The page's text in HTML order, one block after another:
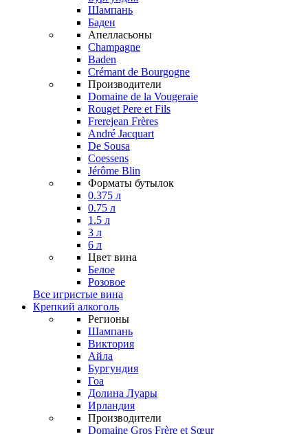
Шампань
Баден
Апелласьоны
Champagne
Baden
Crémant de Bourgogne
Производители
Domaine de la Vougeraie
Rouget Pere et Fils
Frerejean Frères
André Jacquart
De Sousa
Coessens
Jérôme Blin
Форматы бутылок
0.375 л
0.75 л
1.5 л
3 л
6 л
Цвет вина
Белое
Розовое
Все игристые вина
Крепкий алкоголь
Регионы
Шампань
Виктория
Айла
Бургундия
Гоа
Долина Луары
Ирландия
Производители
Domaine Gros Frère et Sœur